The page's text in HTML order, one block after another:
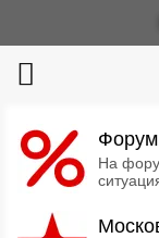
Форум
На